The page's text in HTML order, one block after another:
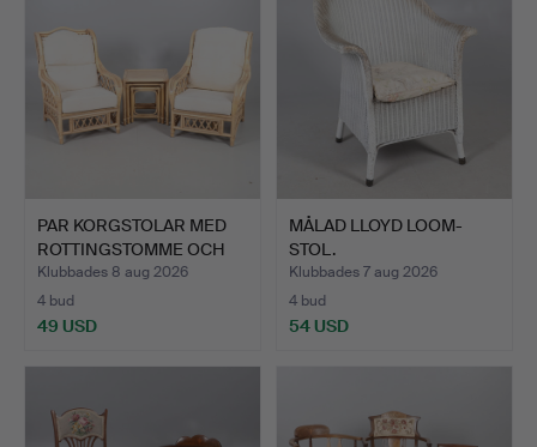
PAR KORGSTOLAR MED
ROTTINGSTOMME OCH
BORDS…
Klubbades 8 aug 2026
4 bud
49 USD
MÅLAD LLOYD LOOM-
STOL.
Klubbades 7 aug 2026
4 bud
54 USD